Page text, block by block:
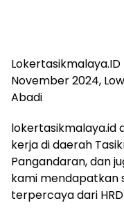
November 2024,
Abadi
lokertasikmalaya.id
kerja di daerah
Pangandaran, dan
kami mendapatkan
terpercaya dari